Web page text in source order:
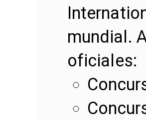
mundial.
oficiales: